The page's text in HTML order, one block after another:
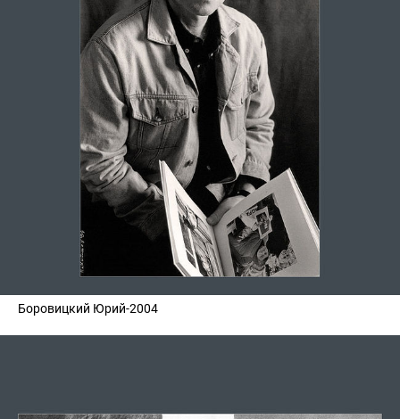
Боровицкий Юрий-2004